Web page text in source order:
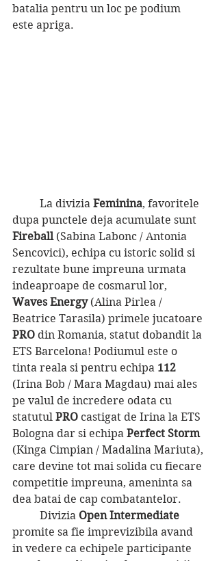
batalia pentru un loc pe podium
este apriga.
	La divizia
Feminina, favoritele
dupa punctele deja acumulate sunt
Fireball (Sabina Labonc / Antonia
Sencovici), echipa cu istoric solid si
rezultate bune impreuna urmata
indeaproape de cosmarul lor,
Waves Energy (Alina Pirlea /
Beatrice Tarasila) primele jucatoare
PRO din Romania, statut dobandit la
ETS Barcelona! Podiumul este o
tinta reala si pentru echipa 112
(Irina Bob / Mara Magdau) mai ales
pe valul de incredere odata cu
statutul PRO castigat de Irina la ETS
Bologna dar si echipa Perfect Storm
(Kinga Cimpian / Madalina Mariuta),
care devine tot mai solida cu fiecare
competitie impreuna, ameninta sa
dea batai de cap combatantelor.
	Divizia
Open Intermediate
promite sa fie imprevizibila avand
in vedere ca echipele participante